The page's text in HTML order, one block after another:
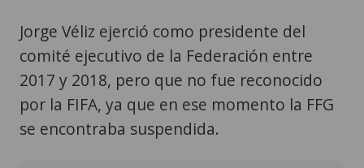
Jorge Véliz ejerció como presidente del
comité ejecutivo de la Federación entre
2017 y 2018, pero que no fue reconocido
por la FIFA, ya que en ese momento la FFG
se encontraba suspendida.